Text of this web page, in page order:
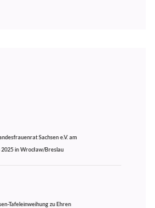
Sachsen e.V. am
in Wrocław/Breslau
Tafeleinweihung zu Ehren